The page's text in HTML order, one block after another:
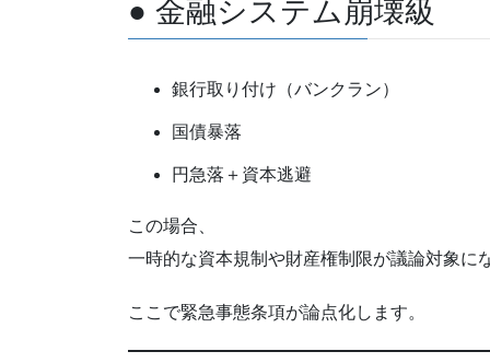
● 金融システム崩壊級
銀行取り付け（バンクラン）
国債暴落
円急落＋資本逃避
この場合、
一時的な資本規制や財産権制限が議論対象に
ここで緊急事態条項が論点化します。